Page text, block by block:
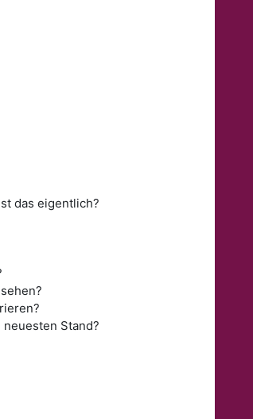
das eigentlich?
Stand?